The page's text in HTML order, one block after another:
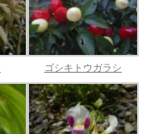
ゴシキトウガラシ